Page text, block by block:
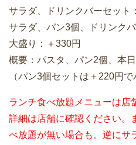
サラダ、ドリンクバーセット
サラダ、パン3個、ドリンク
大盛り：＋330円
概要：パスタ、パン2個、本
（パン3個セットは＋220円で
ランチ食べ放題メニューは店
詳細は店舗に確認ください。
べ放題が無い場合も。逆にサ